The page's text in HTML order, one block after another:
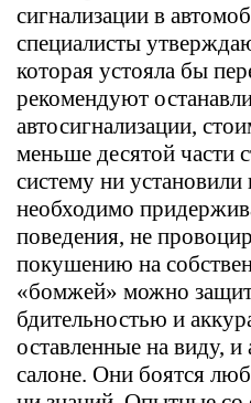
сигнализации в
специалисты
которая устояла бы
рекомендуют
автосигнализации,
меньше десятой части
систему ни
необходимо
поведения, не
покушению на
«бомжей» можно
бдительностью и
оставленные на виду, и
салоне. Они боятся